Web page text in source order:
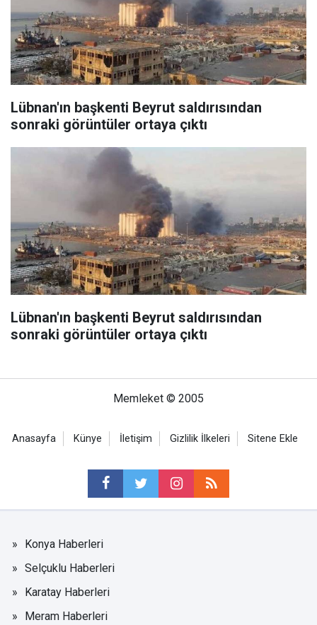
Lübnan'ın başkenti Beyrut saldırısından
sonraki görüntüler ortaya çıktı
Lübnan'ın başkenti Beyrut saldırısından
sonraki görüntüler ortaya çıktı
Memleket © 2005
Anasayfa Künye İletişim Gizlilik İlkeleri Sitene Ekle
Konya Haberleri
Selçuklu Haberleri
Karatay Haberleri
Meram Haberleri